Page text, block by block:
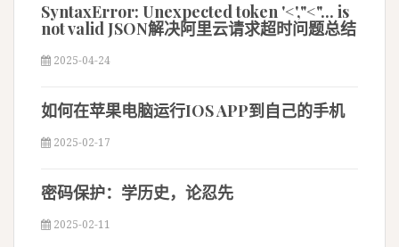
SyntaxError: Unexpected token '<',"<"... is
not valid JSON解决阿里云请求超时问题总结
2025-04-24
如何在苹果电脑运行IOS APP到自己的手机
2025-02-17
密码保护：学历史，论忍先
2025-02-11